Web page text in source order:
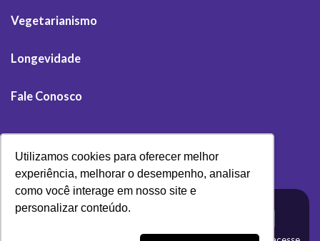
Utilizamos cookies para oferecer melhor
experiência, melhorar o desempenho, analisar
como você interage em nosso site e
personalizar conteúdo.
Vegetarianismo
Longevidade
Fale Conosco
Olivas Digital